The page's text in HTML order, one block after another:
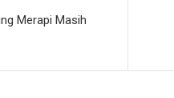
Merapi Masih